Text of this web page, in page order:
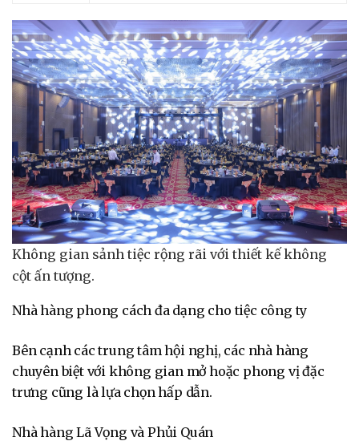
Không gian sảnh tiệc rộng rãi với thiết kế không
cột ấn tượng.
Nhà hàng phong cách đa dạng cho tiệc công ty
Bên cạnh các trung tâm hội nghị, các nhà hàng
chuyên biệt với không gian mở hoặc phong vị đặc
trưng cũng là lựa chọn hấp dẫn.
Nhà hàng Lã Vọng và Phủi Quán